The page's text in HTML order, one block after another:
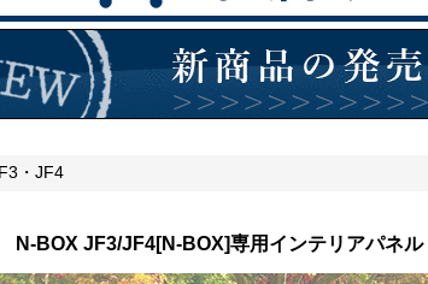
・JF4
N-BOX JF3/JF4[N-BOX]専用インテリアパネル